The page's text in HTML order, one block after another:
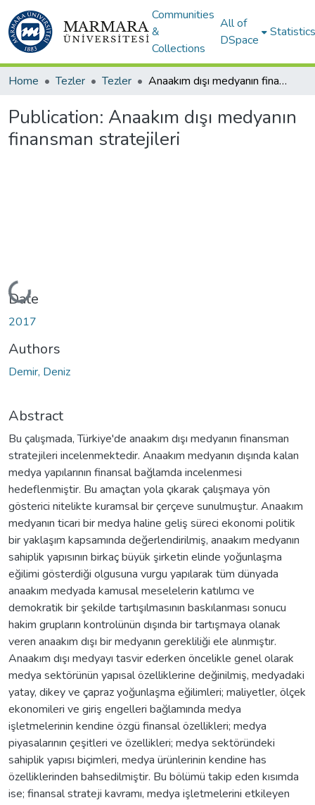
Communities
&
Collections
All of
DSpace
Statistics
Home Tezler Tezler Anaakım dışı medyanın finansman stratejileri
Publication: Anaakım dışı medyanın
finansman stratejileri
Loading...
Date
2017
Authors
Demir, Deniz
Abstract
Bu çalışmada, Türkiye'de anaakım dışı medyanın finansman
stratejileri incelenmektedir. Anaakım medyanın dışında kalan
medya yapılarının finansal bağlamda incelenmesi
hedeflenmiştir. Bu amaçtan yola çıkarak çalışmaya yön
gösterici nitelikte kuramsal bir çerçeve sunulmuştur. Anaakım
medyanın ticari bir medya haline geliş süreci ekonomi politik
bir yaklaşım kapsamında değerlendirilmiş, anaakım medyanın
sahiplik yapısının birkaç büyük şirketin elinde yoğunlaşma
eğilimi gösterdiği olgusuna vurgu yapılarak tüm dünyada
anaakım medyada kamusal meselelerin katılımcı ve
demokratik bir şekilde tartışılmasının baskılanması sonucu
hakim grupların kontrolünün dışında bir tartışmaya olanak
veren anaakım dışı bir medyanın gerekliliği ele alınmıştır.
Anaakım dışı medyayı tasvir ederken öncelikle genel olarak
medya sektörünün yapısal özelliklerine değinilmiş, medyadaki
yatay, dikey ve çapraz yoğunlaşma eğilimleri; maliyetler, ölçek
ekonomileri ve giriş engelleri bağlamında medya
işletmelerinin kendine özgü finansal özellikleri; medya
piyasalarının çeşitleri ve özellikleri; medya sektöründeki
sahiplik yapısı biçimleri, medya ürünlerinin kendine has
özelliklerinden bahsedilmiştir. Bu bölümü takip eden kısımda
ise; finansal strateji kavramı, medya işletmelerini etkileyen